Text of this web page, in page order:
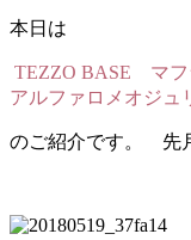
本日は
TEZZO BASE マ
アルファロメオジ
のご紹介です。 先